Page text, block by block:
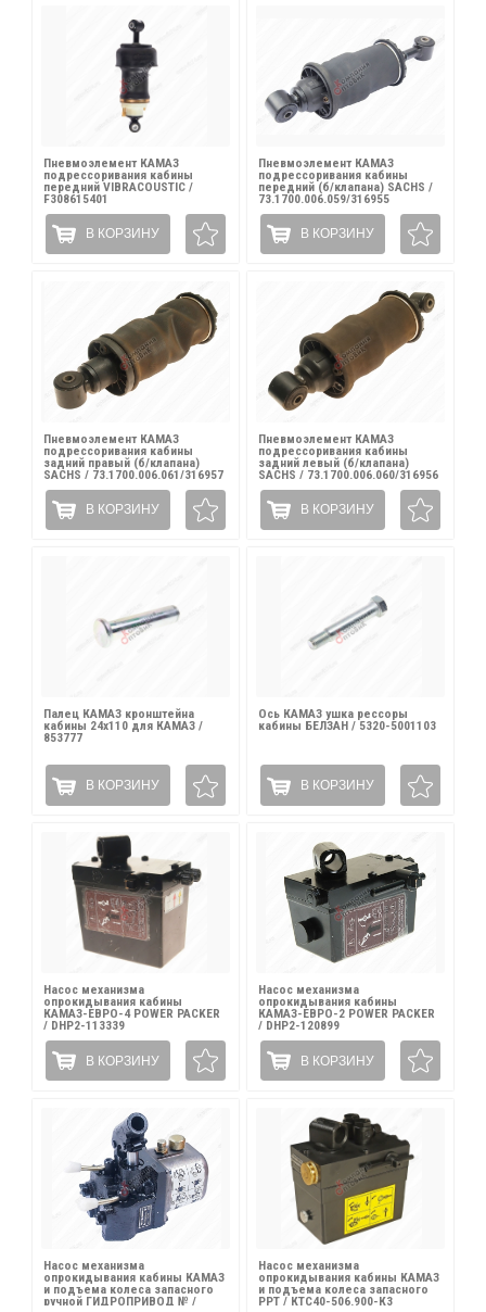
Пневмоэлемент КАМАЗ
подрессоривания кабины
передний VIBRACOUSTIC /
F308615401
В КОРЗИНУ
Пневмоэлемент КАМАЗ
подрессоривания кабины
передний (б/клапана) SACHS /
73.1700.006.059/316955
В КОРЗИНУ
Пневмоэлемент КАМАЗ
подрессоривания кабины
задний правый (б/клапана)
SACHS / 73.1700.006.061/316957
В КОРЗИНУ
Пневмоэлемент КАМАЗ
подрессоривания кабины
задний левый (б/клапана)
SACHS / 73.1700.006.060/316956
В КОРЗИНУ
Палец КАМАЗ кронштейна
кабины 24х110 для КАМАЗ /
853777
В КОРЗИНУ
Ось КАМАЗ ушка рессоры
кабины БЕЛЗАН / 5320-5001103
В КОРЗИНУ
Насос механизма
опрокидывания кабины
КАМАЗ-ЕВРО-4 POWER PACKER
/ DHP2-113339
В КОРЗИНУ
Насос механизма
опрокидывания кабины
КАМАЗ-ЕВРО-2 POWER PACKER
/ DHP2-120899
В КОРЗИНУ
Насос механизма
опрокидывания кабины КАМАЗ
и подъема колеса запасного
ручной ГИДРОПРИВОД № /
Насос механизма
опрокидывания кабины КАМАЗ
и подъема колеса запасного
PPT / КТС40-506.900-К3